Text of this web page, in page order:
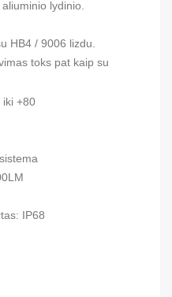
lydinio.
HB4 / 9006 lizdu.
toks pat kaip su
+80
IP68